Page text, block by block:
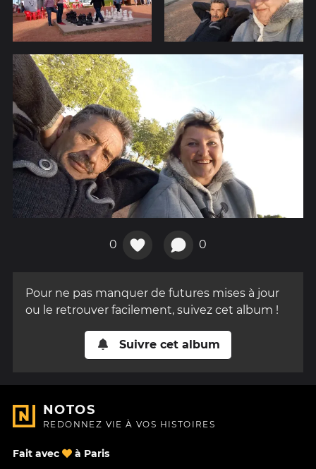
0 0
Pour ne pas manquer de futures mises à jour
ou le retrouver facilement, suivez cet album !
Suivre cet album
NOTOS
REDONNEZ VIE À VOS HISTOIRES
Fait avec à Paris